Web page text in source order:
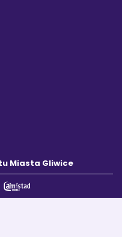
Miasta Gliwice